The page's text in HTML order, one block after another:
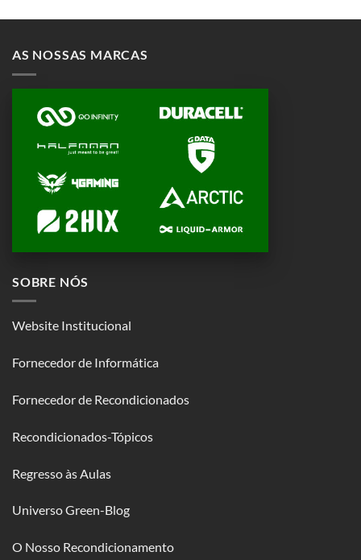
AS NOSSAS MARCAS
SOBRE NÓS
Website Institucional
Fornecedor de Informática
Fornecedor de Recondicionados
Recondicionados-Tópicos
Regresso às Aulas
Universo Green-Blog
O Nosso Recondicionamento